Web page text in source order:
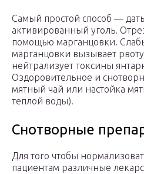
Самый простой способ —
активированный уголь.
помощью марганцовки.
марганцовки вызывает
нейтрализует токсины
Оздоровительное и
мятный чай или настойка
теплой воды).
Снотворные
Для того чтобы
пациентам различные